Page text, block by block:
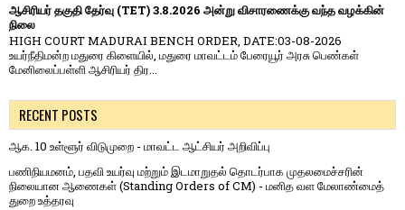
ஆசிரியர் தகுதி தேர்வு (TET) 3.8.2026 அன்று விசாரணைக்கு வந்த வழக்கின்
நிலை
HIGH COURT MADURAI BENCH ORDER, DATE:03-08-2026
உயர்நீதிமன்ற மதுரை கிளையில், மதுரை மாவட்டம் பேரையூர் அரசு பெண்கள்
மேனிலைப்பள்ளி ஆசிரியர் திர...
RECENT POSTS
ஆக. 10 உள்ளூர் விடுமுறை - மாவட்ட ஆட்சியர் அறிவிப்பு
பணிநியமனம், பதவி உயர்வு மற்றும் இடமாறுதல் தொடர்பாக முதலமைச்சரின்
நிலையான ஆணைகள் (Standing Orders of CM) - மனித வள மேலாண்மைத்
துறை உத்தரவு